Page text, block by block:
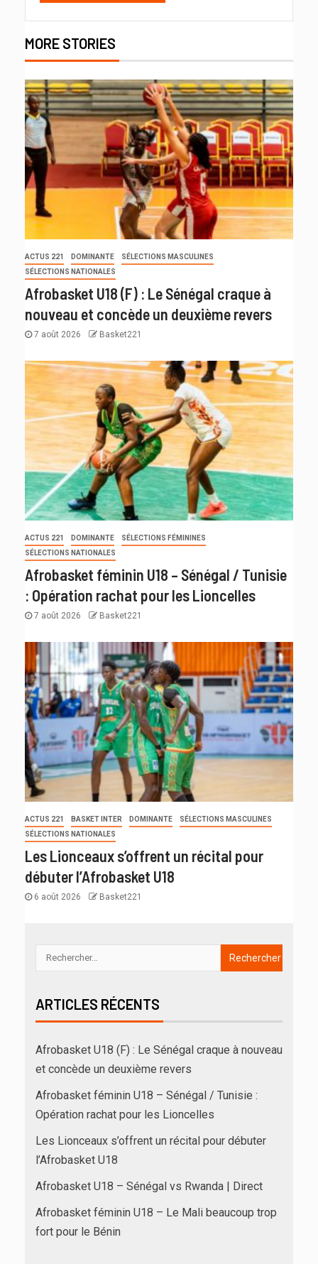
MORE STORIES
ACTUS 221 DOMINANTE
SÉLECTIONS MASCULINES
SÉLECTIONS NATIONALES
Afrobasket U18 (F) : Le Sénégal craque à
nouveau et concède un deuxième revers
7 août 2026 Basket221
ACTUS 221 DOMINANTE
SÉLECTIONS FÉMININES
SÉLECTIONS NATIONALES
Afrobasket féminin U18 – Sénégal / Tunisie
: Opération rachat pour les Lioncelles
7 août 2026 Basket221
ACTUS 221 BASKET INTER DOMINANTE
SÉLECTIONS MASCULINES
SÉLECTIONS NATIONALES
Les Lionceaux s’offrent un récital pour
débuter l’Afrobasket U18
6 août 2026 Basket221
ARTICLES RÉCENTS
Afrobasket U18 (F) : Le Sénégal craque à nouveau
et concède un deuxième revers
Afrobasket féminin U18 – Sénégal / Tunisie :
Opération rachat pour les Lioncelles
Les Lionceaux s’offrent un récital pour débuter
l’Afrobasket U18
Afrobasket U18 – Sénégal vs Rwanda | Direct
Afrobasket féminin U18 – Le Mali beaucoup trop
fort pour le Bénin